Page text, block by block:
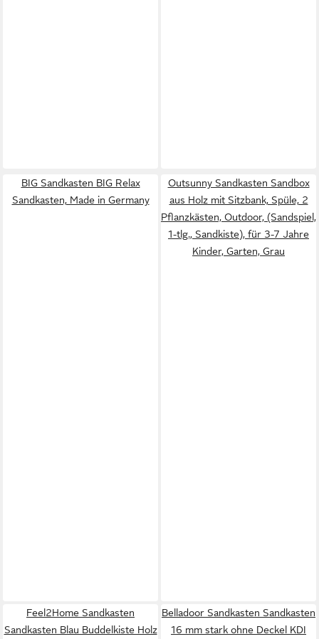
BIG Sandkasten BIG Relax
Sandkasten, Made in Germany
Outsunny Sandkasten Sandbox
aus Holz mit Sitzbank, Spüle, 2
Pflanzkästen, Outdoor, (Sandspiel,
1-tlg., Sandkiste), für 3-7 Jahre
Kinder, Garten, Grau
Feel2Home Sandkasten
Sandkasten Blau Buddelkiste Holz
Belladoor Sandkasten Sandkasten
16 mm stark ohne Deckel KDI